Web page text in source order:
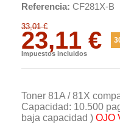
Referencia CF281X-B
33,01 €
23,11 €
Impuestos incluidos
Toner 81A / 81X
Capacidad: 10.500
baja capacidad ) OJO